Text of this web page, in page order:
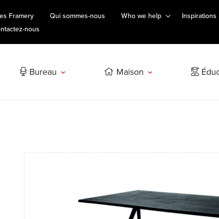
Framery Qui sommes-nous Who we help
Inspirations
nous
Bureau Maison